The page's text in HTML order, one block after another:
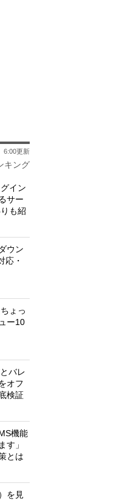
キング
6:00更新
イン
サー
も紹
ウン
応・
ょっ
ー10
バレ
オフ
検証
機能
す」
とは
を見